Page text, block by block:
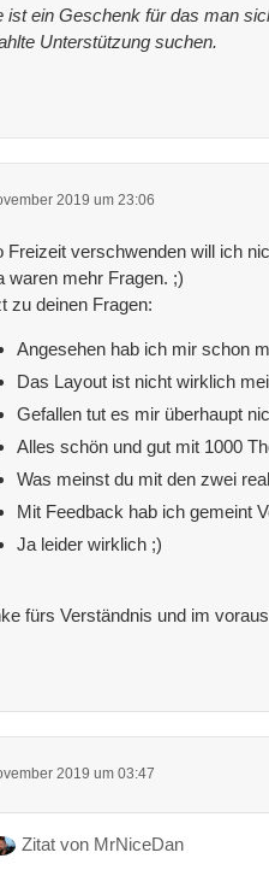
ist ein Geschenk für das man
Unterstützung suchen.
2019 um 23:06
Freizeit verschwenden will ich
waren mehr Fragen. ;)
zu deinen Fragen:
Angesehen hab ich mir schon
Das Layout ist nicht wirklich
Gefallen tut es mir überhaupt
Alles schön und gut mit 1000
Was meinst du mit den zwei
Mit Feedback hab ich gemeint
Ja leider wirklich ;)
fürs Verständnis und im
2019 um 03:47
Zitat von MrNiceDan